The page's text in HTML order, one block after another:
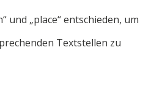
und „place“ entschieden, um
Textstellen zu